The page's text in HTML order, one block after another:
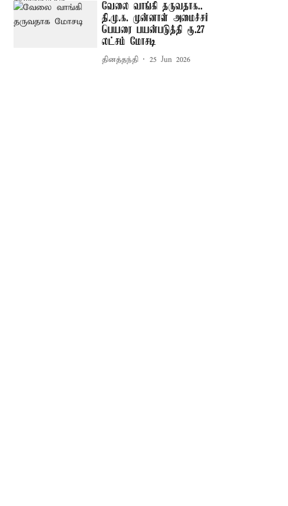
வேலை வாங்கி தருவதாக..
தி.மு.க. முன்னாள் அமைச்சர்
பெயரை பயன்படுத்தி ரூ.27
லட்சம் மோசடி
தினத்தந்தி 25 Jun 2026